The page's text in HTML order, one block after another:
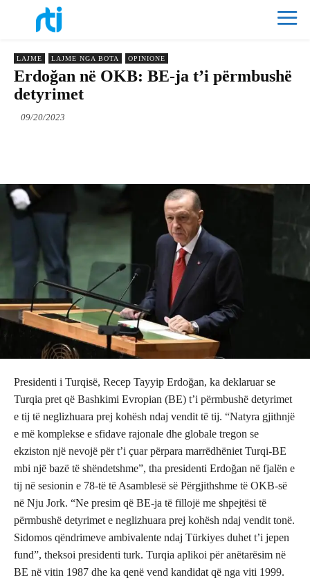
LAJME LAJME NGA BOTA OPINIONE
Erdoğan në OKB: BE-ja t’i përmbushë
detyrimet
09/20/2023
Presidenti i Turqisë, Recep Tayyip Erdoğan, ka deklaruar se
Turqia pret që Bashkimi Evropian (BE) t’i përmbushë detyrimet
e tij të neglizhuara prej kohësh ndaj vendit të tij. “Natyra gjithnjë
e më komplekse e sfidave rajonale dhe globale tregon se
ekziston një nevojë për t’i çuar përpara marrëdhëniet Turqi-BE
mbi një bazë të shëndetshme”, tha presidenti Erdoğan në fjalën e
tij në sesionin e 78-të të Asamblesë së Përgjithshme të OKB-së
në Nju Jork. “Ne presim që BE-ja të fillojë me shpejtësi të
përmbushë detyrimet e neglizhuara prej kohësh ndaj vendit tonë.
Sidomos qëndrimeve ambivalente ndaj Türkiyes duhet t’i jepen
fund”, theksoi presidenti turk. Turqia aplikoi për anëtarësim në
BE në vitin 1987 dhe ka qenë vend kandidat që nga viti 1999.